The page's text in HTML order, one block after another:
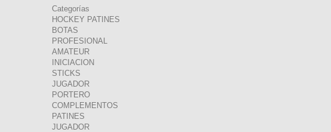
Categorías
HOCKEY PATINES
BOTAS
PROFESIONAL
AMATEUR
INICIACION
STICKS
JUGADOR
PORTERO
COMPLEMENTOS
PATINES
JUGADOR